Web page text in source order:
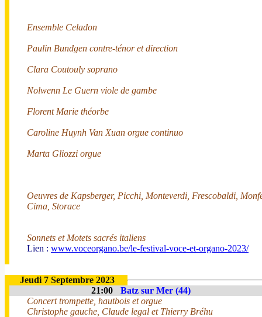
Ensemble Celadon
Paulin Bundgen contre-ténor et direction
Clara Coutouly soprano
Nolwenn Le Guern viole de gambe
Florent Marie théorbe
Caroline Huynh Van Xuan orgue continuo
Marta Gliozzi orgue
Oeuvres de Kapsberger, Picchi, Monteverdi, Frescobaldi,
Cima, Storace
Sonnets et Motets sacrés italiens
Lien : www.voceorgano.be/le-festival-voce-et-organo-2023/
Jeudi 7 Septembre 2023
21:00
Batz sur Mer (44)
Concert trompette, hautbois et orgue
Christophe gauche, Claude legal et Thierry Bréhu